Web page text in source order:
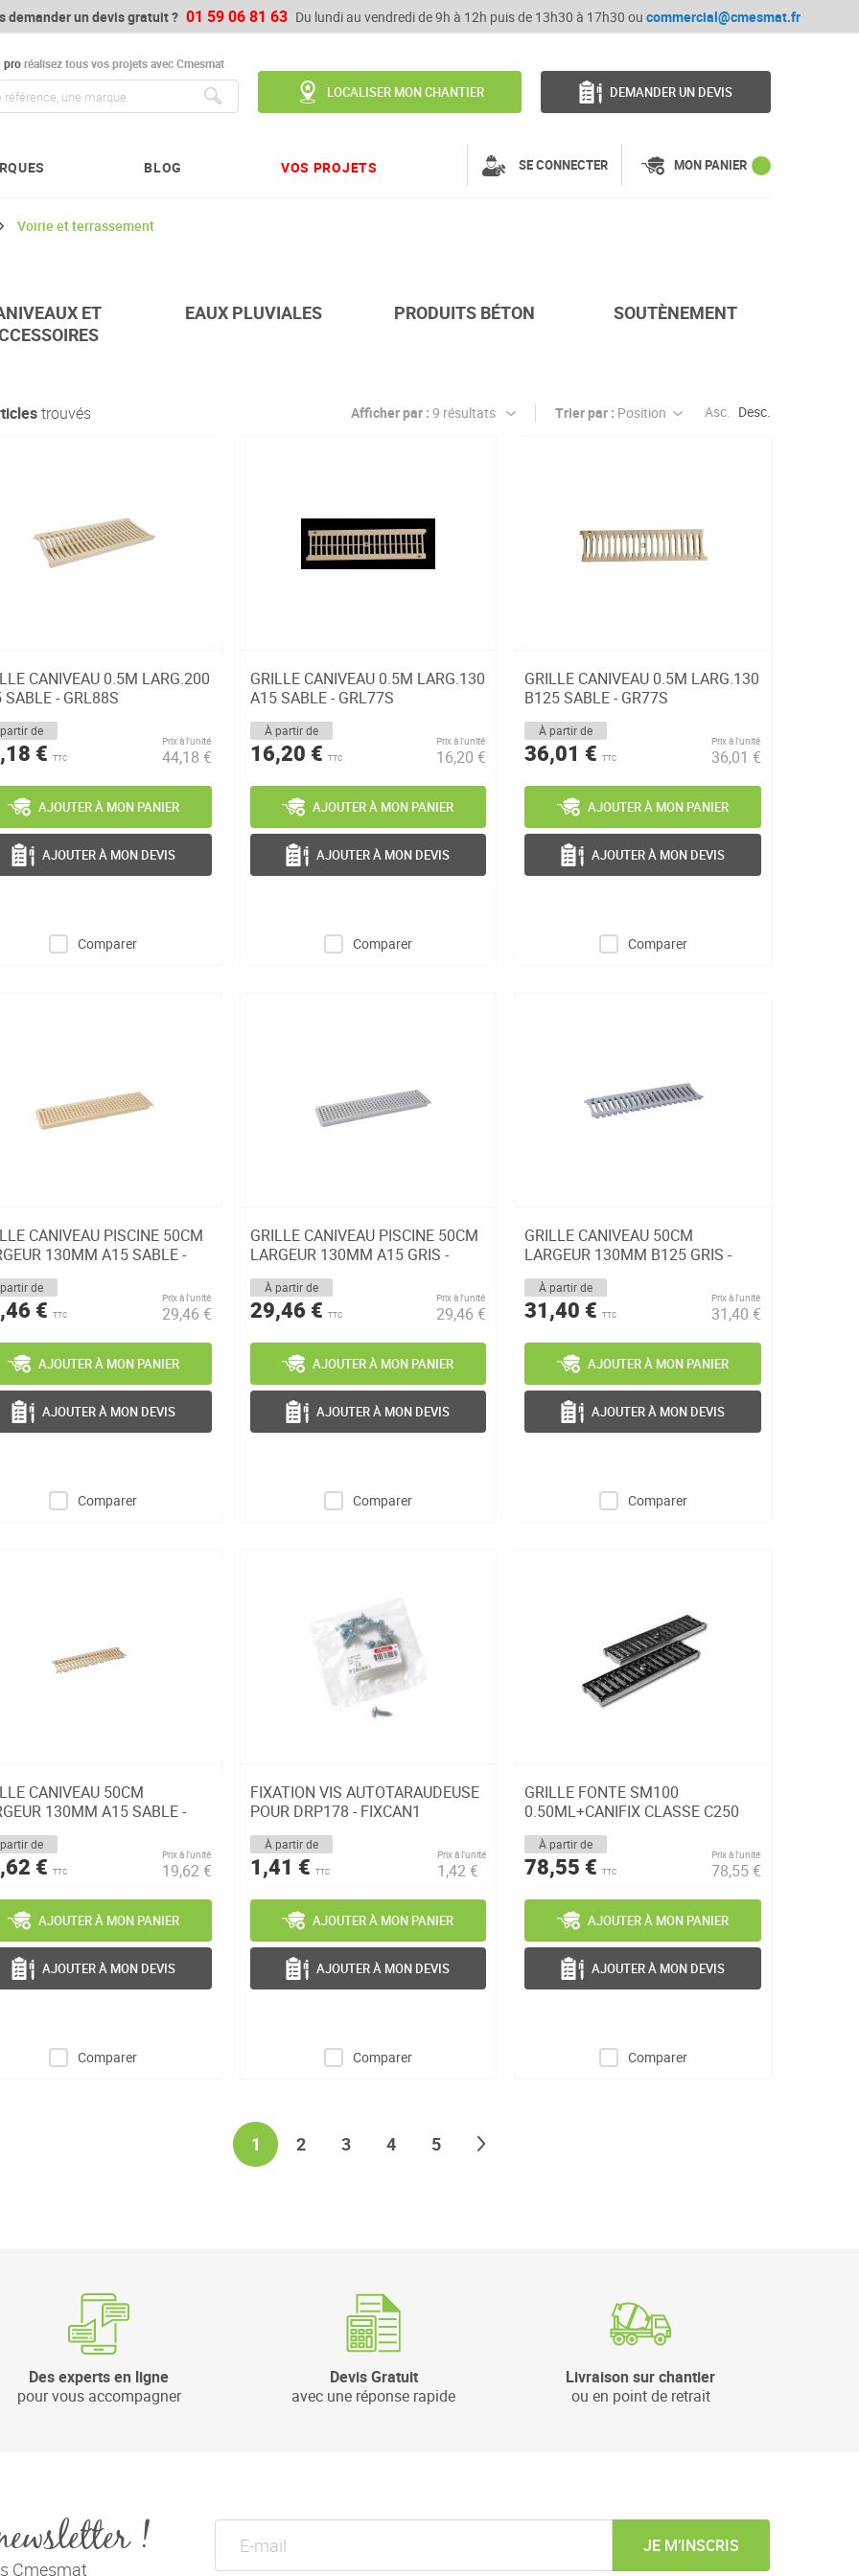
demander un devis gratuit ? 01 59 06 81 63 Du lundi au vendredi de 9h à 12h puis de 13h30 à 17h30 ou commercial@cmesmat.fr
proréalisez tous vos projets avec Cmesmat
LOCALISER MON CHANTIER DEMANDER UN DEVIS
BLOG VOS PROJETS SE CONNECTER MON PANIER
Voirie et terrassement
ET
EAUX PLUVIALES PRODUITS BÉTON SOUTÈNEMENT
trouvés Afficher par : Trier par : Asc. Desc.
CANIVEAU 0.5M LARG.200
SABLE - GRL88S
de
€ TTC
Prix à l’unité
44,18 €
Comparer
AJOUTER À MON PANIER
AJOUTER À MON DEVIS
GRILLE CANIVEAU 0.5M LARG.130
A15 SABLE - GRL77S
À partir de
16,20 € TTC
Prix à l’unité
16,20 €
Comparer
AJOUTER À MON PANIER
AJOUTER À MON DEVIS
GRILLE CANIVEAU 0.5M LARG.130
B125 SABLE - GR77S
À partir de
36,01 €TTC
Prix à l’unité
36,01 €
Comparer
AJOUTER À MON PANIER
AJOUTER À MON DEVIS
CANIVEAU PISCINE 50CM
130MM A15 SABLE -
de
€ TTC
Prix à l’unité
29,46 €
Comparer
AJOUTER À MON PANIER
AJOUTER À MON DEVIS
GRILLE CANIVEAU PISCINE 50CM
LARGEUR 130MM A15 GRIS -
UGR77P
À partir de
29,46 € TTC
Prix à l’unité
29,46 €
Comparer
AJOUTER À MON PANIER
AJOUTER À MON DEVIS
GRILLE CANIVEAU 50CM
LARGEUR 130MM B125 GRIS -
UGR77
À partir de
31,40 €TTC
Prix à l’unité
31,40 €
Comparer
AJOUTER À MON PANIER
AJOUTER À MON DEVIS
CANIVEAU 50CM
130MM A15 SABLE -
de
€ TTC
Prix à l’unité
19,62 €
Comparer
AJOUTER À MON PANIER
AJOUTER À MON DEVIS
FIXATION VIS AUTOTARAUDEUSE
POUR DRP178 - FIXCAN1
À partir de
1,41 € TTC
Prix à l’unité
1,42 €
Comparer
AJOUTER À MON PANIER
AJOUTER À MON DEVIS
GRILLE FONTE SM100
0.50ML+CANIFIX CLASSE C250
À partir de
78,55 €TTC
Prix à l’unité
78,55 €
Comparer
AJOUTER À MON PANIER
AJOUTER À MON DEVIS
Page
You're currently reading page
1 Page
2 Page
3 Page
4 Page
5
Des experts en ligne
pour vous accompagner
Devis Gratuit
avec une réponse rapide
Livraison sur chantier
ou en point de retrait
!
Cmesmat
JE M’INSCRIS